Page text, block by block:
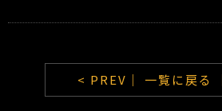
< PREV｜ 一覧に戻る